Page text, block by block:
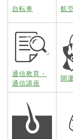
自転車 航
通信教育・
通信講座
開